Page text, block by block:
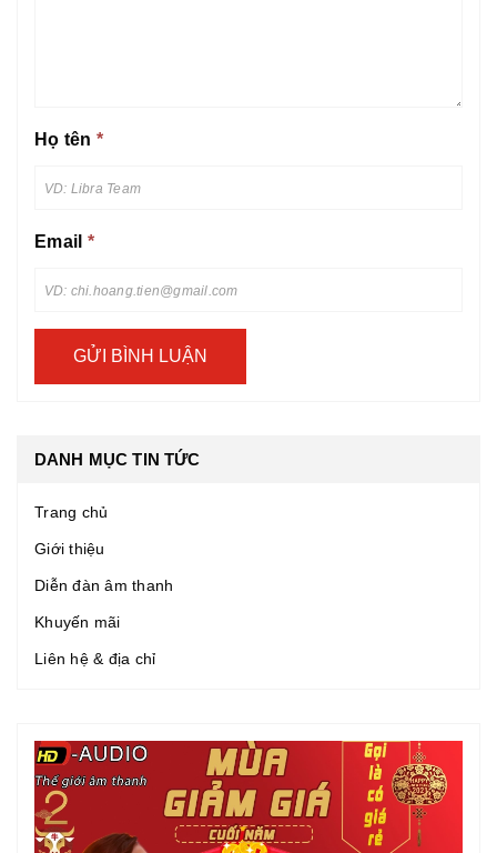
Họ tên *
Email *
GỬI BÌNH LUẬN
DANH MỤC TIN TỨC
Trang chủ
Giới thiệu
Diễn đàn âm thanh
Khuyến mãi
Liên hệ & địa chỉ